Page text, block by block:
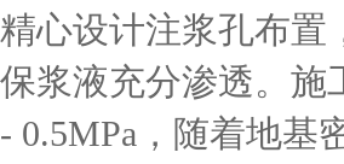
精心设计注浆孔布置
保浆液充分渗透。施
- 0.5MPa，随着地基